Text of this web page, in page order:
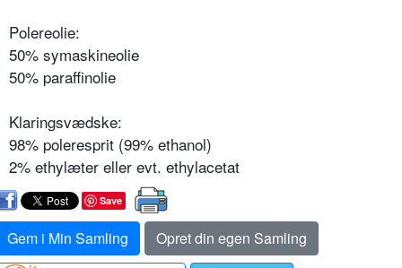
Polereolie:
50% symaskineolie
50% paraffinolie
Klaringsvædske:
98% poleresprit (99% ethanol)
2% ethylæter eller evt. ethylacetat
Save
Gem i Min Samling
Opret din egen Samling